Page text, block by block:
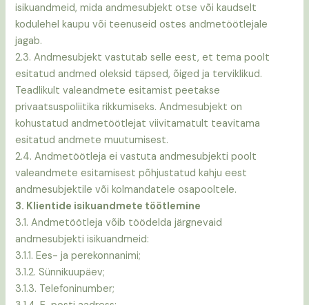
isikuandmeid, mida andmesubjekt otse või kaudselt
kodulehel kaupu või teenuseid ostes andmetöötlejale
jagab.
2.3. Andmesubjekt vastutab selle eest, et tema poolt
esitatud andmed oleksid täpsed, õiged ja terviklikud.
Teadlikult valeandmete esitamist peetakse
privaatsuspoliitika rikkumiseks. Andmesubjekt on
kohustatud andmetöötlejat viivitamatult teavitama
esitatud andmete muutumisest.
2.4. Andmetöötleja ei vastuta andmesubjekti poolt
valeandmete esitamisest põhjustatud kahju eest
andmesubjektile või kolmandatele osapooltele.
3. Klientide isikuandmete töötlemine
3.1. Andmetöötleja võib töödelda järgnevaid
andmesubjekti isikuandmeid:
3.1.1. Ees- ja perekonnanimi;
3.1.2. Sünnikuupäev;
3.1.3. Telefoninumber;